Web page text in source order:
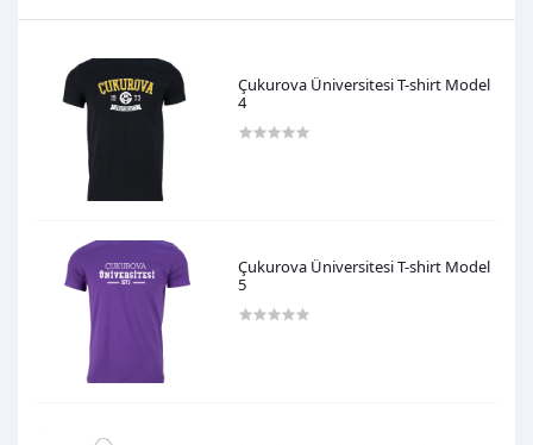
Çukurova Üniversitesi T-shirt Model
4
Çukurova Üniversitesi T-shirt Model
5